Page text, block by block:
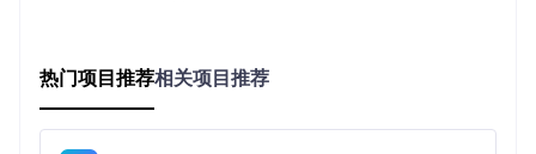
度传感器为例，其13位分辨率和±16g的测量范围能有效捕捉
热门项目推荐相关项目推荐